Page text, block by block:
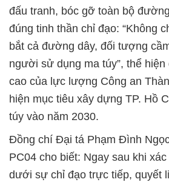
đấu tranh, bóc gỡ toàn bộ
đúng tinh thần chỉ đạo: “Không
bắt cả đường dây, đối tượng
người sử dụng ma túy”, thể
cao của lực lượng Công an
hiện mục tiêu xây dựng TP. Hồ
túy vào năm 2030.
Đồng chí Đại tá Phạm Đình
PC04 cho biết: Ngay sau khi
dưới sự chỉ đạo trực tiếp, quyết